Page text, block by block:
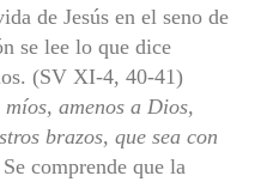
de Jesús en el seno de
se lee lo que dice
(SV XI-4, 40-41)
amenos a Dios,
brazos, que sea con
Se comprende que la